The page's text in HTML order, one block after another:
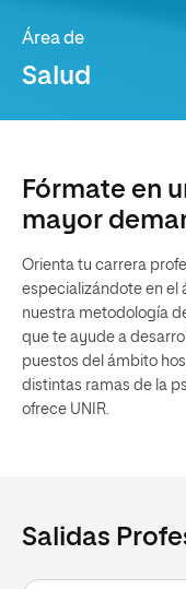
Área de
Salud
Fórmate en
mayor
Orienta tu carrera
especializándote en el
nuestra metodología
que te ayude a
puestos del ámbito
distintas ramas de la
ofrece UNIR.
Salidas